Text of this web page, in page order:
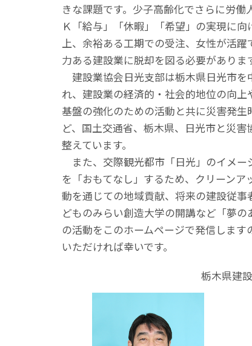
きな課題です。少子高齢化でさらに労働
Ｋ「給与」「休暇」「希望」の実現に
上、余裕ある工期での受注、女性が活
力ある建設業に脱却を図る必要がありま
建設業協会日光支部は栃木県日光市を
れ、建設業の経済的・社会的地位の向
基盤の強化のための活動と共に災害発
ど、国土交通省、栃木県、日光市と災
整えています。
また、交際観光都市「日光」のイメー
を「おもてなし」するため、クリーン
動を通じての地域貢献、将来の建設従
どものみらい創造大学の開講など「夢
の活動をこのホームページで発信しま
いただければ幸いです。
栃木県建